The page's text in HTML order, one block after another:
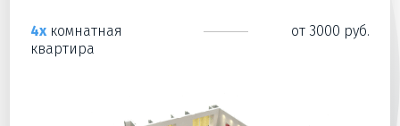
4х комнатная
квартира
от 3000 руб.